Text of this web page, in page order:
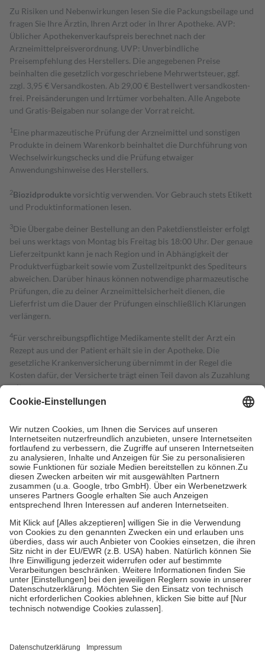
Zu Risiken und Nebenwirkungen lesen Sie die Packungsbeilage und
fragen Sie Ihre Ärztin, Ihren Arzt oder in Ihrer Apotheke. AVP:
Üblicher Apothekenverkaufspreis berechnet nach der
Arzneimittelpreisverordnung. UVP: Unverbindliche
Preisempfehlung des Herstellers. Die angegebenen Preise
beinhalten die gesetzlich vorgeschriebene Mehrwertsteuer, ggf.
zzgl. 3,95 € Versandkosten. Ab 29,00 € Bestell­wert versand­kosten­
frei. Preisänderungen und Irrtümer vorbehalten. Alle Angebote
und Gratis-Beigaben nur solange der Vorrat reicht.
1 Eine pharmazeutische Prüfung der Arzneimittel und sonstigen
Produkte in deinem Warenkorb beinhaltet die Durchführung von
Wechselwirkungschecks und die Prüfung etwaiger
Anwendungshinweise des Herstellers.
2Biozidproduktevorsichtig verwenden. Vor Gebrauch stets Etikett
und Produktinformationen lesen.
3Die Übergabe deiner Bestellung an den Paketdienstleister erfolgt
bei uns werktags von Montag bis Freitag bis 18:00 Uhr. Der genaue
Lieferzeitpunkt kann je nach Region und in Abhängigkeit der
Produktverfügbarkeit sowie vom Zustellzeitpunkt des Spediteurs
abweichen. Darüber hinaus können notwendige pharmazeutische
Prüfungen, die zu deiner Arzneimittelsicherheit dienen, die
Lieferfrist um die Dauer der Prüfungen einschließlich Klärungen
verlängern.
4Für verschreibungspflichtige Medikamente stellt der Arzt ein
Rezept aus und der Patient erhält sie in der Apotheke. Die
gesetzliche Krankenversicherung übernimmt in der Regel die
Kosten dafür, der Versicherte trägt einen Teil davon als Zuzahlung
mit.
Grundsätzlich leisten Mitglieder Zuzahlungen in Höhe von zehn
höchstens zehn Euro.
Es sind jedoch nie mehr als die tatsächlichen
Kosten der Leistung zu entrichten.
Diese Regeln gelten grundsätzlich auch für Online-Apotheken.
Bei Heilmitteln und häuslicher Krankenpflege beträgt die
Zuzahlung zehn Prozent der Kosten sowie zehn Euro je
Verordnung.
Um das Engagement der Versicherten für ihre eigene Gesundheit zu
stärken und die besondere Stellung der Familie zu unterstützen,
fallenkeine Zuzahlungenan bei:
• Kindern und Jugendlichen bis zum vollendeten 18. Lebensjahr
mit Ausnahme der Fahrkosten
• Untersuchungen zur Vorsorge und Früherkennung, die von der
GKV getragen werden
• empfohlenen Schutzimpfungen
• Harn- und Blutteststreifen
getroffen, um sicherzustellen, dass es sich um echte Bewertungen